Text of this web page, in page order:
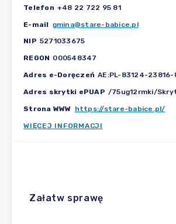
Telefon +48 22 722 95 81
E-mail gmina@stare-babice.pl
NIP 5271033675
REGON 000548347
Adres e-Doręczeń AE:PL-83124-23816-
Adres skrytki ePUAP /75ug12rmki/
Strona WWW https://stare-babice.pl/
WIĘCEJ INFORMACJI
Załatw sprawę